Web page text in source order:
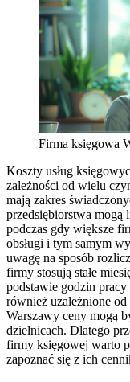
Firma księgowa
Koszty usług
zależności od wielu
mają zakres
przedsiębiorstwa mogą
podczas gdy większe
obsługi i tym samym
uwagę na sposób
firmy stosują stałe
podstawie godzin
również uzależnione
Warszawy ceny mogą
dzielnicach. Dlatego
firmy księgowej warto
zapoznać się z ich